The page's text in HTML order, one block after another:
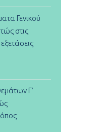
Γενικού
στις
Γ’